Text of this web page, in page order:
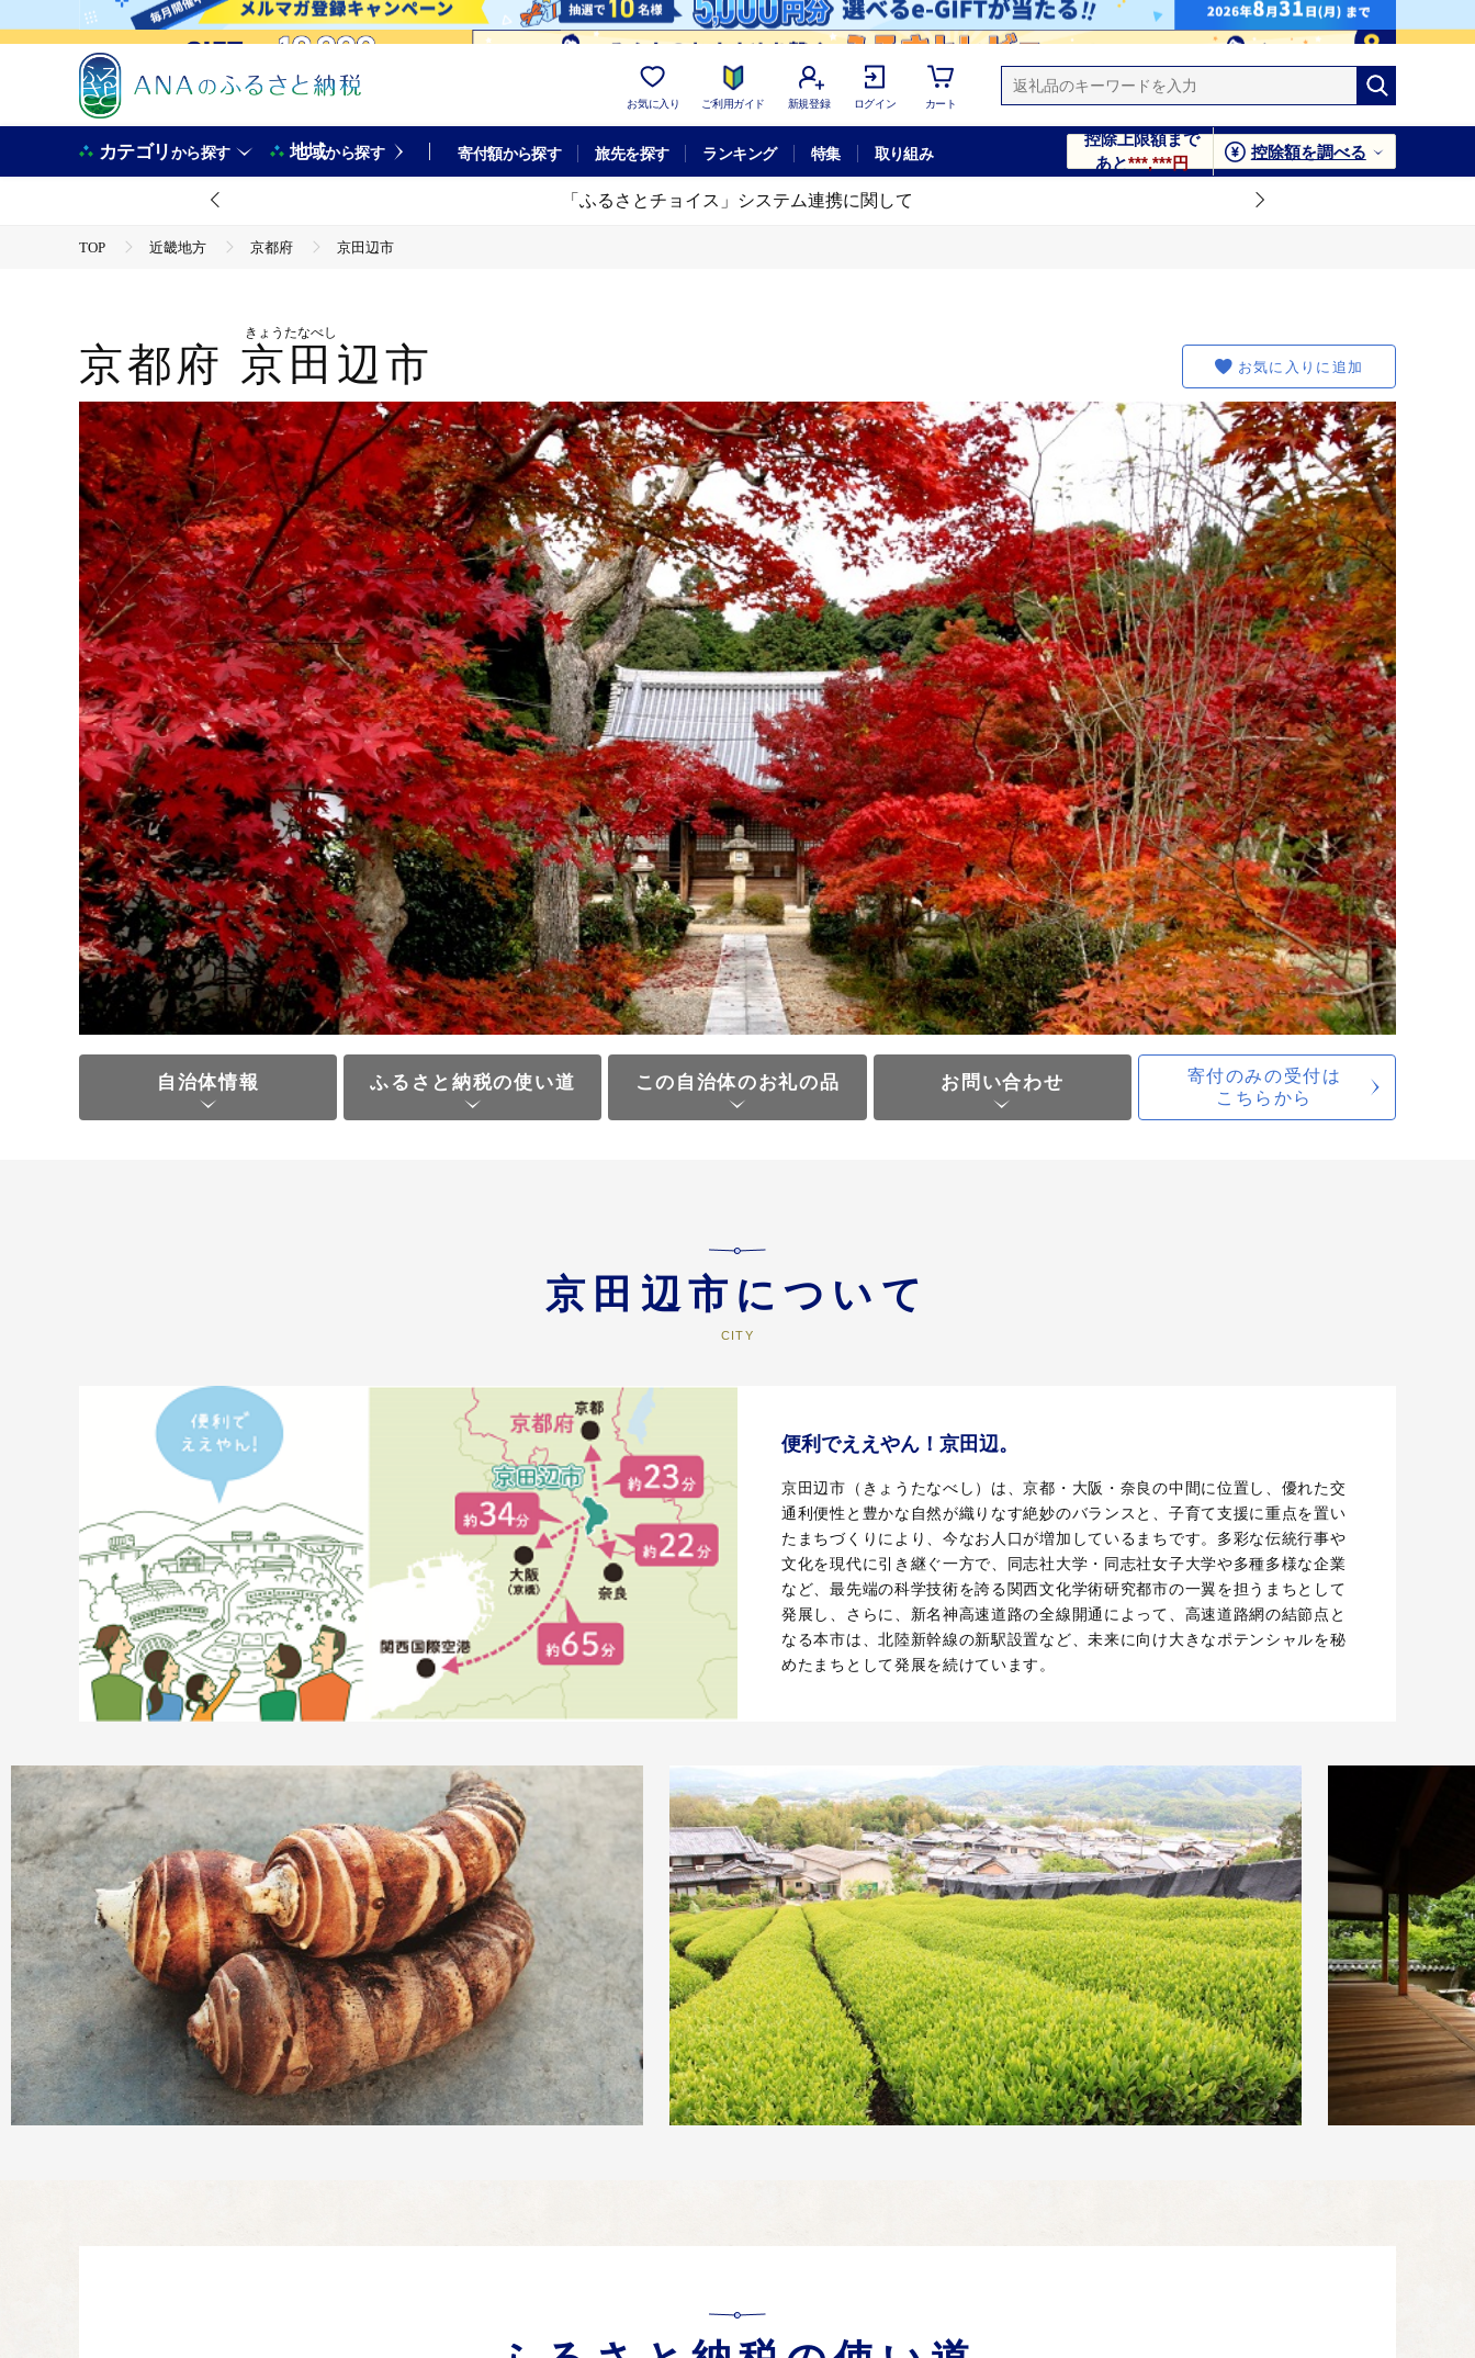
お気に入り ご利用ガイド 新規登録 ログイン カート
カテゴリから探す 地域から探す 寄付額から探す 旅先を探す ランキング 特集 取り組み
控除上限額まで
あと***,***円
控除額を調べる
「ふるさとチョイス」システム連携に関して
TOP 近畿地方 京都府 京田辺市
京都府 京田辺市
きょうたなべし
お気に入りに追加
自治体情報 ふるさと納税の使い道 この自治体のお礼の品 お問い合わせ
寄付のみの受付は
こちらから
京田辺市について
便利でええやん！京田辺。
京田辺市（きょうたなべし）は、京都・大阪・奈良の中間に位置し、優れた交
通利便性と豊かな自然が織りなす絶妙のバランスと、子育て支援に重点を置い
たまちづくりにより、今なお人口が増加しているまちです。多彩な伝統行事や
文化を現代に引き継ぐ一方で、同志社大学・同志社女子大学や多種多様な企業
など、最先端の科学技術を誇る関西文化学術研究都市の一翼を担うまちとして
発展し、さらに、新名神高速道路の全線開通によって、高速道路網の結節点と
なる本市は、北陸新幹線の新駅設置など、未来に向け大きなポテンシャルを秘
めたまちとして発展を続けています。